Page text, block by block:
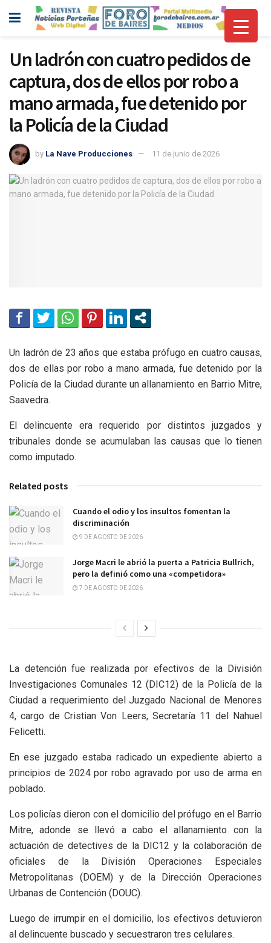
Un ladrón con cuatro pedidos de
captura, dos de ellos por robo a
mano armada, fue detenido por
la Policía de la Ciudad
by La Nave Producciones 11 de junio de 2026
Un ladrón de 23 años que estaba prófugo en cuatro causas,
dos de ellas por robo a mano armada, fue detenido por la
Policía de la Ciudad durante un allanamiento en Barrio Mitre,
Saavedra.
El delincuente era requerido por distintos juzgados y
tribunales donde se acumulaban las causas que lo tienen
como imputado.
Related posts
Cuando el odio y los insultos fomentan la
discriminación
9 DE AGOSTO DE 2026
Jorge Macri le abrió la puerta a Patricia Bullrich,
pero la definió como una «competidora»
7 DE AGOSTO DE 2026
La detención fue realizada por efectivos de la División
Investigaciones Comunales 12 (DIC12) de la Policía de la
Ciudad a requerimiento del Juzgado Nacional de Menores
4, cargo de Cristian Von Leers, Secretaría 11 del Nahuel
Felicetti.
En ese juzgado estaba radicado un expediente abierto a
principios de 2024 por robo agravado por uso de arma en
poblado.
Los policías dieron con el domicilio del prófugo en el Barrio
Mitre, adonde se llevó a cabo el allanamiento con la
actuación de detectives de la DIC12 y la colaboración de
oficiales de la División Operaciones Especiales
Metropolitanas (DOEM) y de la Dirección Operaciones
Urbanas de Contención (DOUC).
Luego de irrumpir en el domicilio, los efectivos detuvieron
al delincuente buscado y secuestraron tres celulares.